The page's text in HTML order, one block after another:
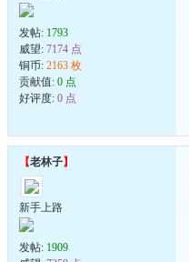
发帖: 1793
威望: 7174 点
铜币: 2163 枚
贡献值: 0 点
好评度: 0 点
【老林子】
新手上路
发帖: 1909